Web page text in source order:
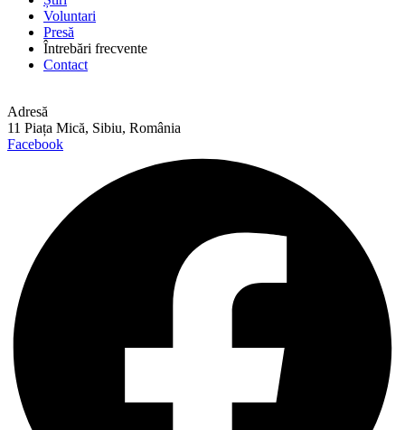
Voluntari
Presă
Întrebări frecvente
Contact
Adresă
11 Piața Mică, Sibiu, România
Facebook